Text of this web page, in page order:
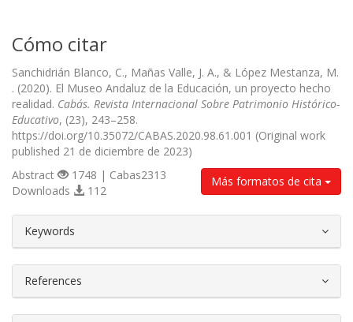
Cómo citar
Sanchidrián Blanco, C., Mañas Valle, J. A., & López Mestanza, M.
. (2020). El Museo Andaluz de la Educación, un proyecto hecho
realidad. Cabás. Revista Internacional Sobre Patrimonio Histórico-
Educativo, (23), 243–258.
https://doi.org/10.35072/CABAS.2020.98.61.001 (Original work
published 21 de diciembre de 2023)
Más formatos de cita
Abstract
1748 | Cabas2313
Downloads
112
Keywords
References